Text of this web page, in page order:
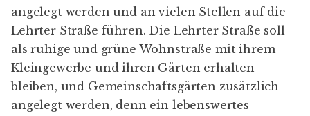
angelegt werden und an vielen Stellen auf die
Lehrter Straße führen. Die Lehrter Straße soll
als ruhige und grüne Wohnstraße mit ihrem
Kleingewerbe und ihren Gärten erhalten
bleiben, und Gemeinschaftsgärten zusätzlich
angelegt werden, denn ein lebenswertes